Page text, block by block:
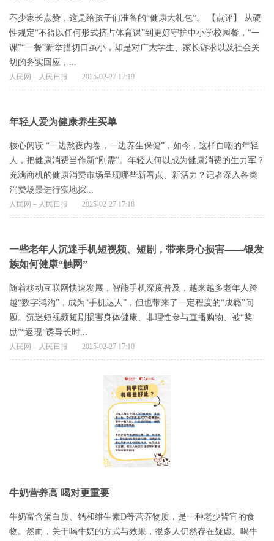
不少家长点赞，这是给孩子们准备的“健康大礼包”。 【点评】 从硬
性规定“不得以任何形式挤占体育课”到更好守护中小学校园餐，“一
课”“一餐”新举措切口虽小，却是对广大学生、家长诉求以及社会关
切的务实回应，...
人民网－人民日报 2025-02-27 17:19
年轻人爱为健康养生买单
核心阅读 “一边熬夜内卷，一边养生保健”，如今，这样自嘲的年轻
人，把健康消费当作新“刚需”。年轻人何以成为健康消费的生力军？
充满商机的健康消费市场呈现哪些新看点、新活力？记者深入各类
消费场景进行实地探...
人民网－人民日报 2025-02-27 17:18
一些老年人沉迷手机短视频、短剧，带来身心损害——银发
族如何健康“触网”
随着移动互联网快速发展，智能手机深度普及，越来越多老年人跨
越“数字鸿沟”，成为“手机达人”，但也带来了一定程度的“成瘾”问
题。沉迷短视频短剧损害身体健康、非理性参与直播购物、被“奖
励”“返现”诱导长时...
人民网－人民日报 2025-02-27 17:10
牛奶营养高 喝对更重要
牛奶富含蛋白质、钙和维生素D等营养物质，是一种老少皆宜的食
物。然而，关于喝牛奶的方式与效果，很多人仍然存在疑虑。喝牛